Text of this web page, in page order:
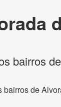
bairros
bairros de